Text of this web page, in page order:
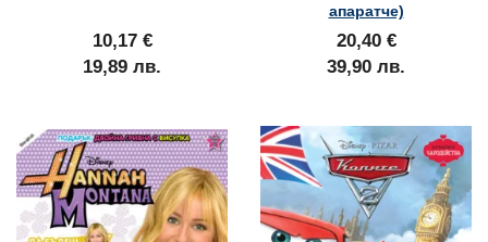
10,17 €
19,89 лв.
апаратче)
20,40 €
39,90 лв.